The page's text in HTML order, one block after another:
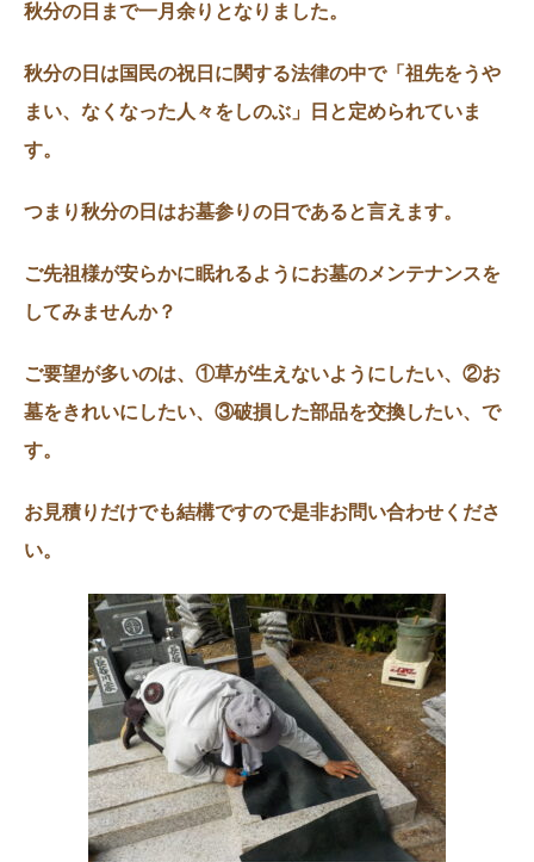
秋分の日まで一月余りとなりました。
秋分の日は国民の祝日に関する法律の中で「祖先をうや
まい、なくなった人々をしのぶ」日と定められていま
す。
つまり秋分の日はお墓参りの日であると言えます。
ご先祖様が安らかに眠れるようにお墓のメンテナンスを
してみませんか？
ご要望が多いのは、①草が生えないようにしたい、②お
墓をきれいにしたい、③破損した部品を交換したい、で
す。
お見積りだけでも結構ですので是非お問い合わせくださ
い。